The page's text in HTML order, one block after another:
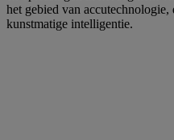
het gebied van
kunstmatige intelligentie.